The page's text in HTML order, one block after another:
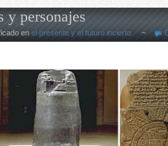
y personajes
en el presente y el futuro incierto. ~